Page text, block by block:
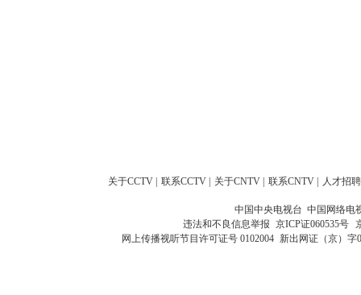
关于CCTV 联系CCTV 关于CNTV 联系CNTV 人才招聘
中国中央电视台 中国网络电
违法和不良信息举报 京ICP证060535号
网上传播视听节目许可证号 0102004 新出网证（京）